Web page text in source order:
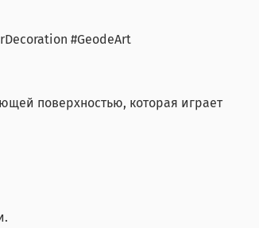
#GeodeArt
поверхностью, которая играет